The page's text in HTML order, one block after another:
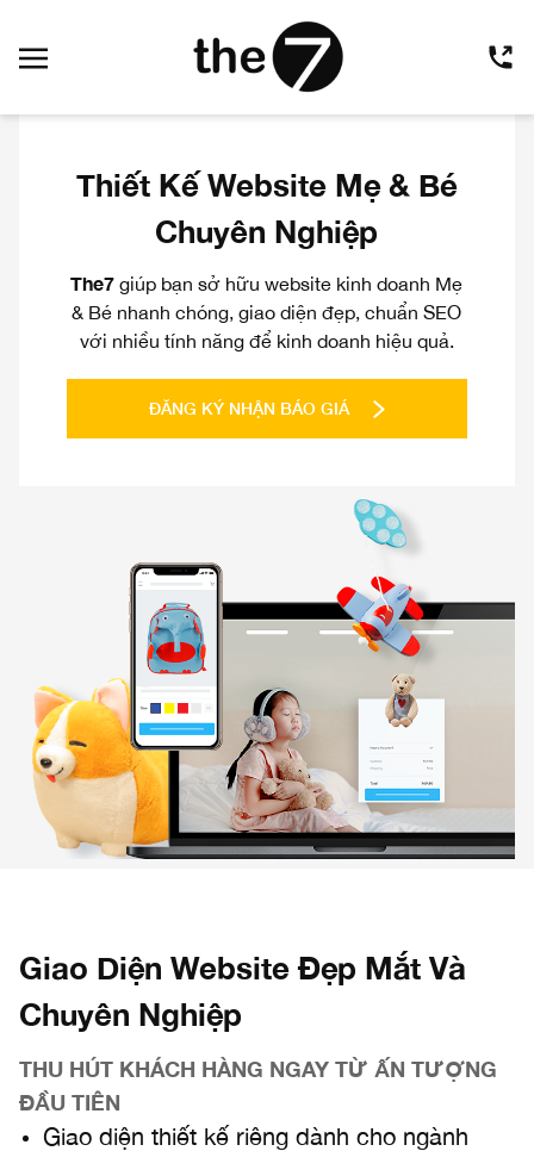
Thiết Kế Website Mẹ & Bé
Chuyên Nghiệp
The7 giúp bạn sở hữu website kinh doanh Mẹ
& Bé nhanh chóng, giao diện đẹp, chuẩn SEO
với nhiều tính năng để kinh doanh hiệu quả.
ĐĂNG KÝ NHẬN BÁO GIÁ
Giao Diện Website Đẹp Mắt Và
Chuyên Nghiệp
THU HÚT KHÁCH HÀNG NGAY TỪ ẤN TƯỢNG
ĐẦU TIÊN
Giao diện thiết kế riêng dành cho ngành